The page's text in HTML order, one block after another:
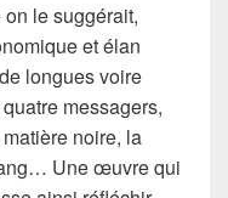
le suggérait,
et élan
longues voire
messagers,
noire, la
Une œuvre qui